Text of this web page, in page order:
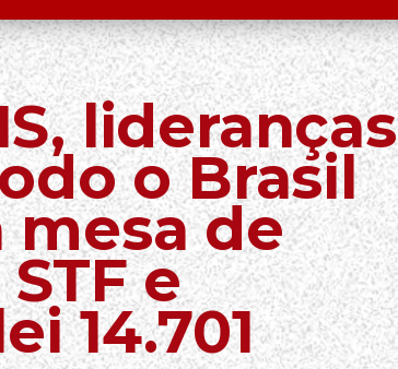
lideranças
o Brasil
de
e
14.701